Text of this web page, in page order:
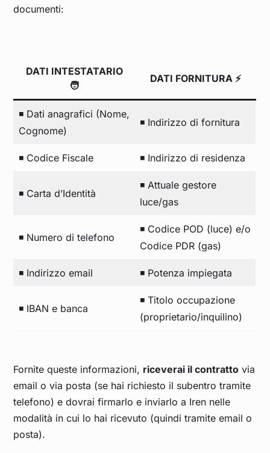
documenti:
DATI INTESTATARIO
🧑
DATI FORNITURA ⚡
◾ Dati anagrafici (Nome,
Cognome)
◾ Indirizzo di fornitura
◾ Codice Fiscale ◾ Indirizzo di residenza
◾ Carta d’Identità
◾ Attuale gestore
luce/gas
◾ Numero di telefono
◾ Codice POD (luce) e/o
Codice PDR (gas)
◾ Indirizzo email ◾ Potenza impiegata
◾ IBAN e banca
◾ Titolo occupazione
(proprietario/inquilino)
Fornite queste informazioni, riceverai il contratto via
email o via posta (se hai richiesto il subentro tramite
telefono) e dovrai firmarlo e inviarlo a Iren nelle
modalità in cui lo hai ricevuto (quindi tramite email o
posta).